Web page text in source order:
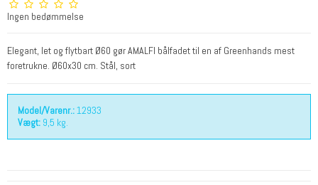
Ingen bedømmelse
Elegant, let og flytbart Ø60 gør AMALFI bålfadet til en af Greenhands mest
foretrukne. Ø60x30 cm. Stål, sort
Model/Varenr.:12933
Vægt: 9,5 kg.